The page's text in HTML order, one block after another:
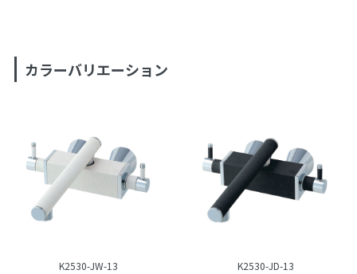
カラーバリエーション
K2530-JW-13 K2530-JD-13